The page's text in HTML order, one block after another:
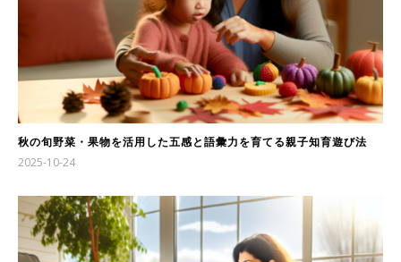
秋の旬野菜・果物を活用した五感と語彙力を育てる親子知育遊び法
2025-10-24